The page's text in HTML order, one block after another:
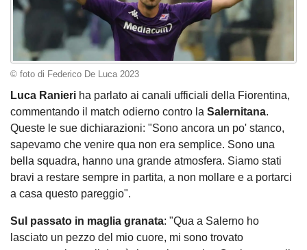
© foto di Federico De Luca 2023
Luca Ranieri ha parlato ai canali ufficiali della Fiorentina,
commentando il match odierno contro la Salernitana.
Queste le sue dichiarazioni: "Sono ancora un po' stanco,
sapevamo che venire qua non era semplice. Sono una
bella squadra, hanno una grande atmosfera. Siamo stati
bravi a restare sempre in partita, a non mollare e a portarci
a casa questo pareggio".
Sul passato in maglia granata: "Qua a Salerno ho
lasciato un pezzo del mio cuore, mi sono trovato